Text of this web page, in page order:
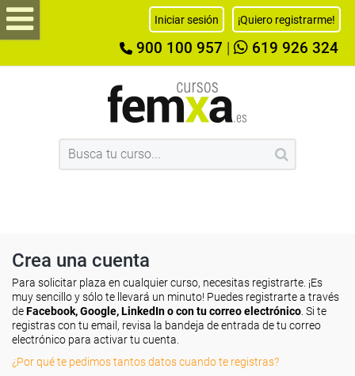
Iniciar sesión ¡Quiero registrarme!
900 100 957 619 926 324
Crea una cuenta
Para solicitar plaza en cualquier curso, necesitas registrarte. ¡Es
muy sencillo y sólo te llevará un minuto! Puedes registrarte a través
deFacebook, Google, LinkedIn o con tu correo electrónico . Si te
registras con tu email, revisa la bandeja de entrada de tu correo
electrónico para activar tu cuenta.
¿Por qué te pedimos tantos datos cuando te registras?